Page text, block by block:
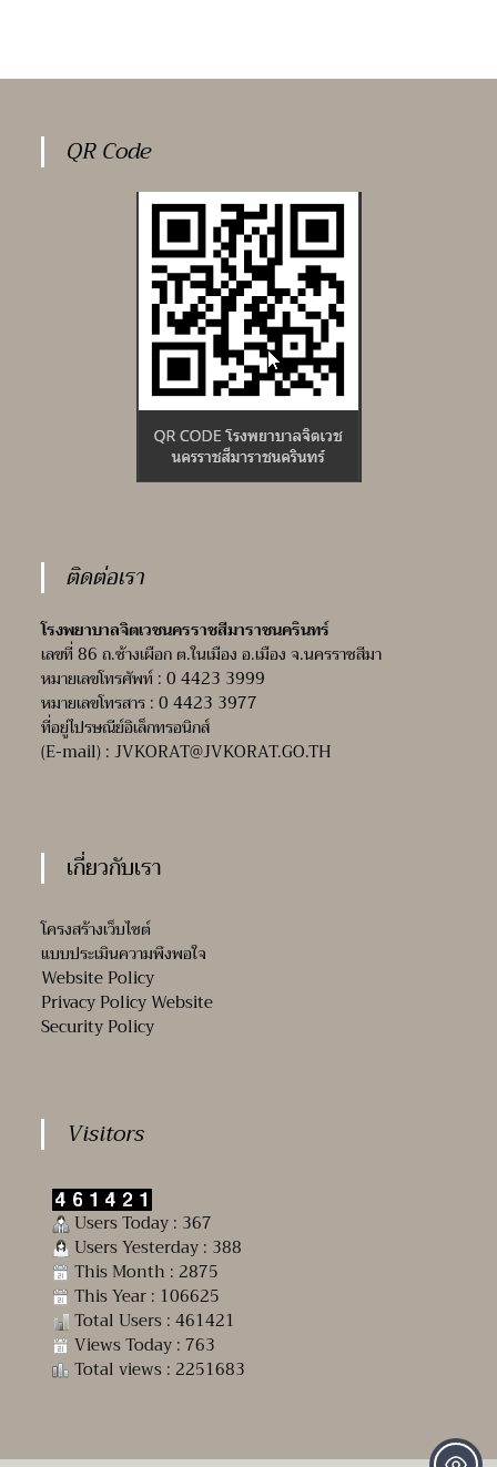
QR Code
ติดต่อเรา
โรงพยาบาลจิตเวชนครราชสีมาราชนครินทร์
เลขที่ 86 ถ.ช้างเผือก ต.ในเมือง อ.เมือง จ.นครราชสีมา
หมายเลขโทรศัพท์ : 0 4423 3999
หมายเลขโทรสาร : 0 4423 3977
ที่อยู่ไปรษณีย์อิเล็กทรอนิกส์
(E-mail) : JVKORAT@JVKORAT.GO.TH
เกี่ยวกับเรา
โครงสร้างเว็บไซต์
แบบประเมินความพึงพอใจ
Website Policy
Privacy Policy Website
Security Policy
Visitors
Users Today : 367
Users Yesterday : 388
This Month : 2875
This Year : 106625
Total Users : 461421
Views Today : 763
Total views : 2251683